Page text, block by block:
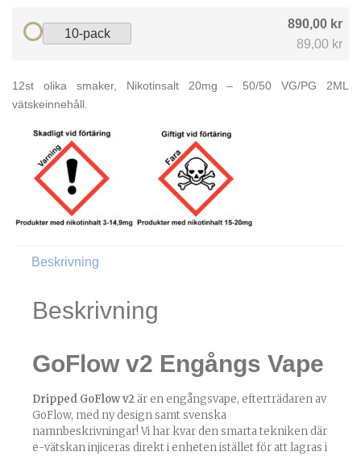
10-pack
890,00 kr
89,00 kr
12st olika smaker, Nikotinsalt 20mg – 50/50 VG/PG 2ML
vätskeinnehåll.
Beskrivning
Beskrivning
GoFlow v2 Engångs Vape
Dripped GoFlow v2 är en engångsvape, efterträdaren av
GoFlow, med ny design samt svenska
namnbeskrivningar! Vi har kvar den smarta tekniken där
e-vätskan injiceras direkt i enheten istället för att lagras i